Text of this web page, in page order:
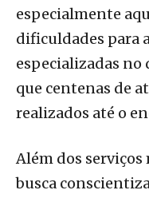
especialmente
dificuldades para
especializadas no
que centenas de
realizados até o
Além dos serviços
busca